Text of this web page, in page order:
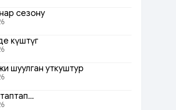
сезону
күштүг
шуулган уткуштур